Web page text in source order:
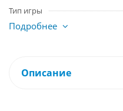
Тип игры
Подробнее
Описание